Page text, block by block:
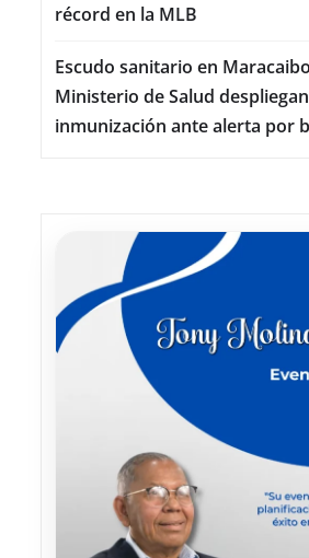
récord en la MLB
Escudo sanitario en
Ministerio de Salud
inmunización ante alerta por